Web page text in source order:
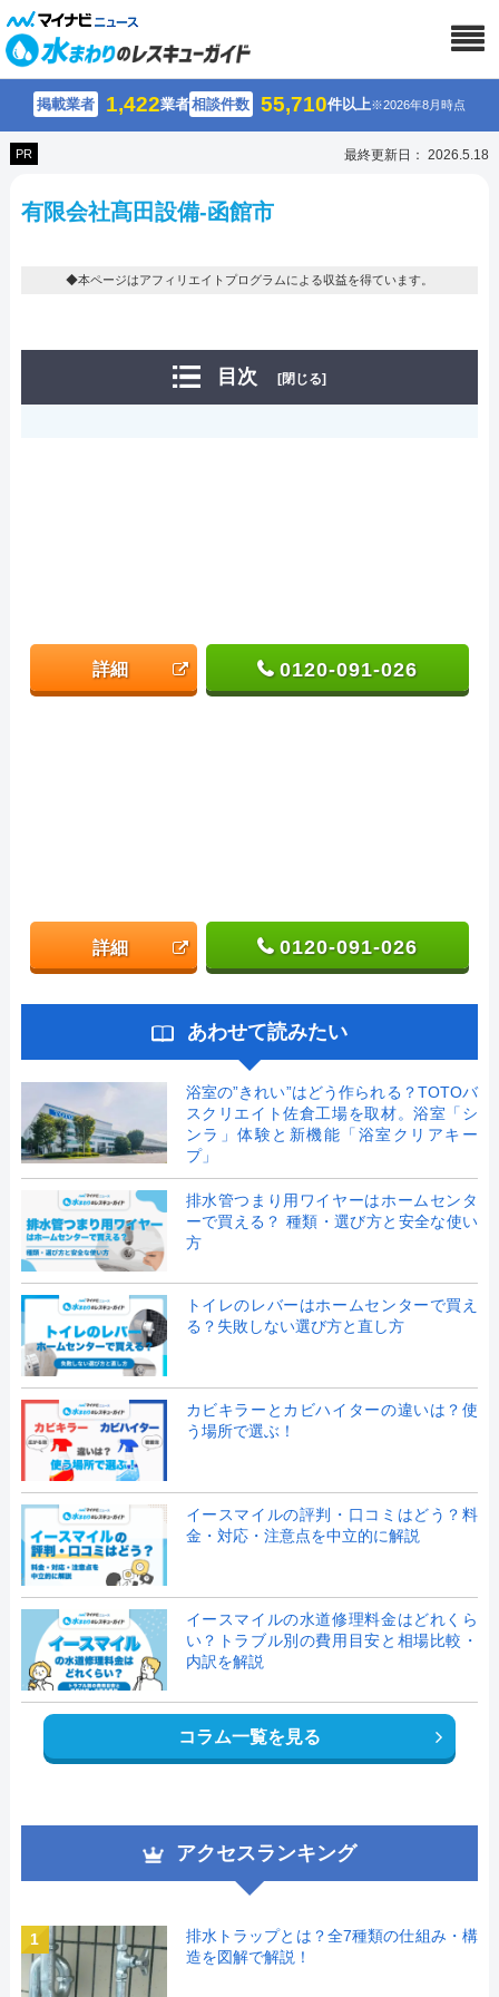
掲載業者 1,422業者相談件数 55,710件以上※2026年8月時点
PR 最終更新日： 2026.5.18
有限会社髙田設備-函館市
◆本ページはアフィリエイトプログラムによる収益を得ています。
目次 [閉じる]
詳細 0120-091-026
詳細 0120-091-026
あわせて読みたい
浴室の”きれい”はどう作られる？TOTOバ
スクリエイト佐倉工場を取材。浴室「シ
ンラ」体験と新機能「浴室クリアキー
プ」
排水管つまり用ワイヤーはホームセンタ
ーで買える？ 種類・選び方と安全な使い
方
トイレのレバーはホームセンターで買え
る？失敗しない選び方と直し方
カビキラーとカビハイターの違いは？使
う場所で選ぶ！
イースマイルの評判・口コミはどう？料
金・対応・注意点を中立的に解説
イースマイルの水道修理料金はどれくら
い？トラブル別の費用目安と相場比較・
内訳を解説
コラム一覧を見る
アクセスランキング
1
排水トラップとは？全7種類の仕組み・構
造を図解で解説！